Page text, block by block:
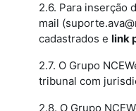
2.6. Para inserção
mail
cadastrados e link
2.7. O Grupo
tribunal com
2.8. O Grupo